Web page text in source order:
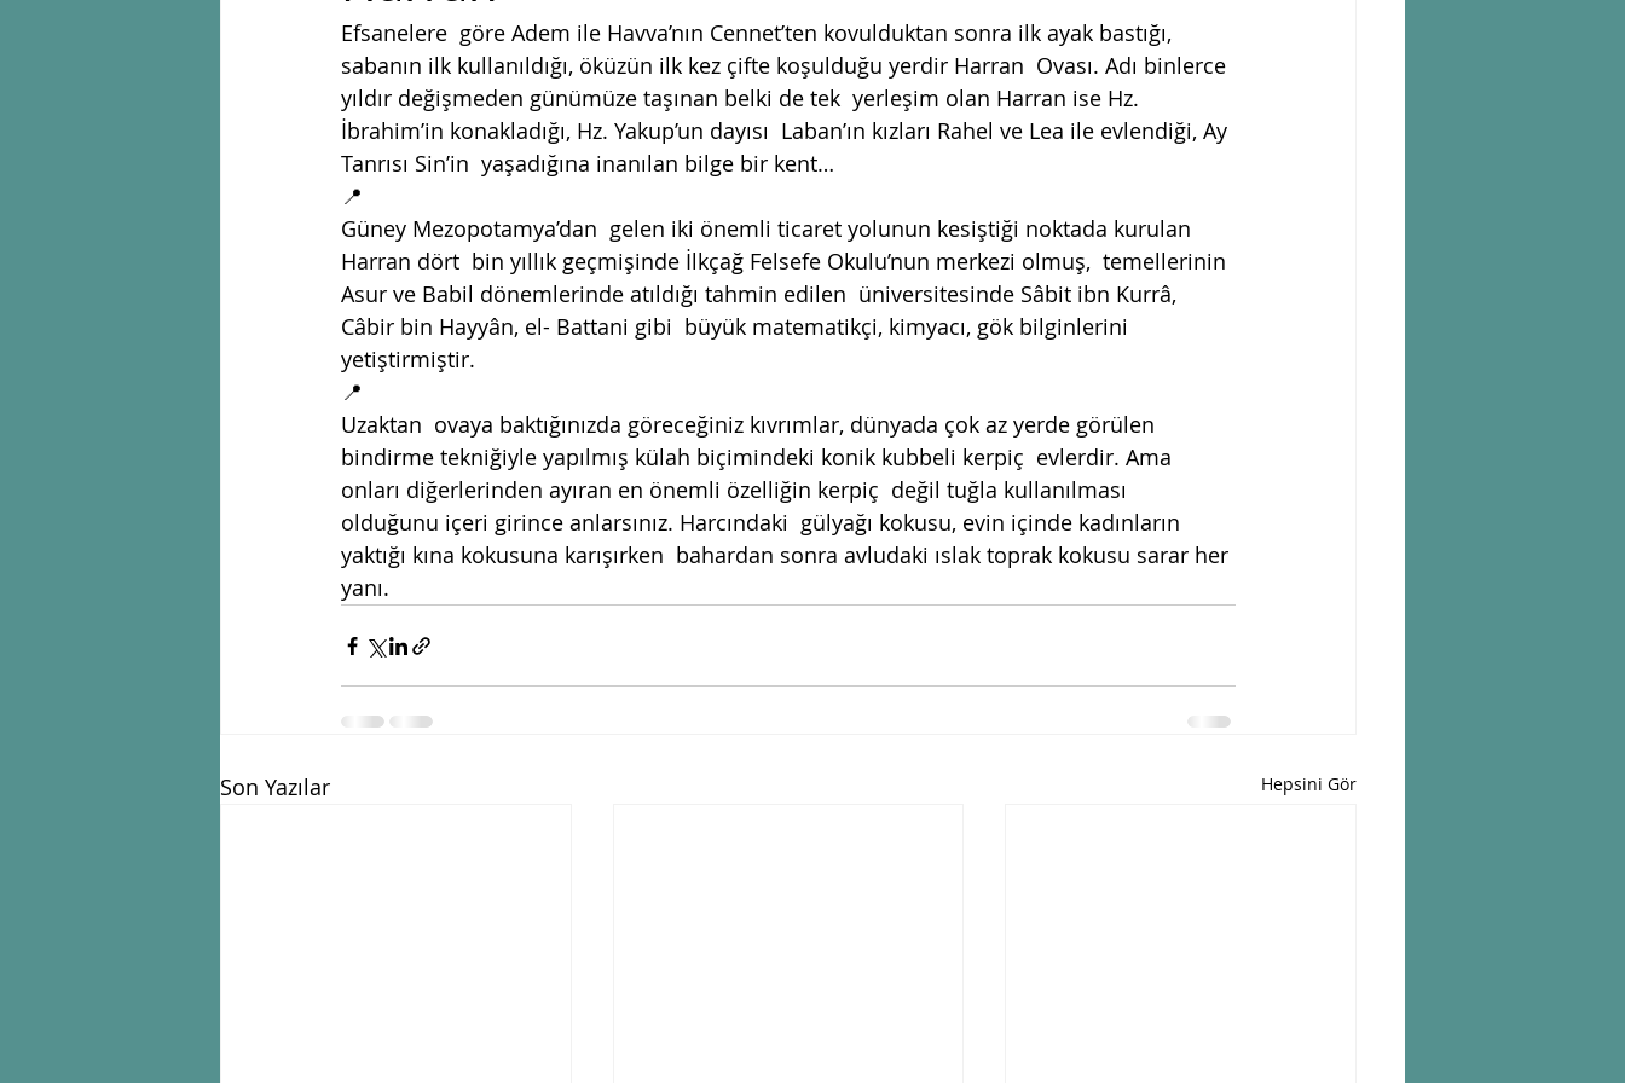
Efsanelere  göre Adem ile Havva’nın Cennet’ten kovulduktan sonra ilk ayak bastığı,
sabanın ilk kullanıldığı, öküzün ilk kez çifte koşulduğu yerdir Harran  Ovası. Adı binlerce
yıldır değişmeden günümüze taşınan belki de tek  yerleşim olan Harran ise Hz.
İbrahim’in konakladığı, Hz. Yakup’un dayısı  Laban’ın kızları Rahel ve Lea ile evlendiği, Ay
Tanrısı Sin’in  yaşadığına inanılan bilge bir kent…
📍
Güney Mezopotamya’dan  gelen iki önemli ticaret yolunun kesiştiği noktada kurulan
Harran dört  bin yıllık geçmişinde İlkçağ Felsefe Okulu’nun merkezi olmuş,  temellerinin
Asur ve Babil dönemlerinde atıldığı tahmin edilen  üniversitesinde Sâbit ibn Kurrâ,
Câbir bin Hayyân, el- Battani gibi  büyük matematikçi, kimyacı, gök bilginlerini
yetiştirmiştir.
📍
Uzaktan  ovaya baktığınızda göreceğiniz kıvrımlar, dünyada çok az yerde görülen
bindirme tekniğiyle yapılmış külah biçimindeki konik kubbeli kerpiç  evlerdir. Ama
onları diğerlerinden ayıran en önemli özelliğin kerpiç  değil tuğla kullanılması
olduğunu içeri girince anlarsınız. Harcındaki  gülyağı kokusu, evin içinde kadınların
yaktığı kına kokusuna karışırken  bahardan sonra avludaki ıslak toprak kokusu sarar her
yanı.
Son Yazılar Hepsini Gör